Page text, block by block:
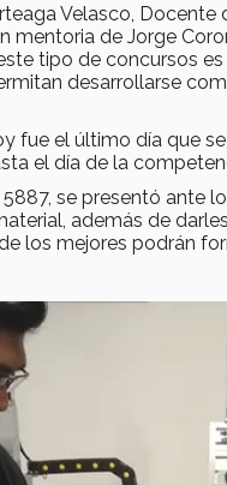
Velasco,
mentoria de Jorge
tipo de concursos
desarrollarse
fue el último día que
el día de la
se presentó ante
además de
los mejores podrán